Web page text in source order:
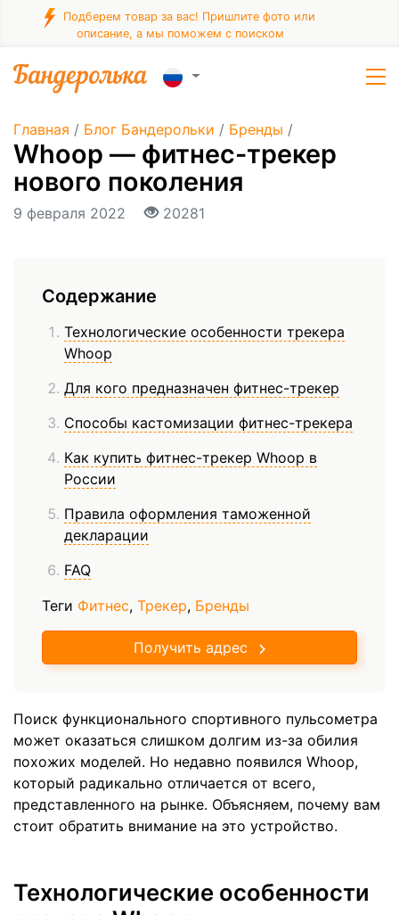
Подберем товар за вас! Пришлите фото или
описание, а мы поможем с поиском
Главная / Блог Бандерольки / Бренды /
Whoop — фитнес-трекер
нового поколения
9 февраля 2022 20281
Содержание
Технологические особенности трекера
Whoop
Для кого предназначен фитнес-трекер
Способы кастомизации фитнес-трекера
Как купить фитнес-трекер Whoop в
России
Правила оформления таможенной
декларации
FAQ
Теги Фитнес, Трекер, Бренды
Получить адрес
Поиск функционального спортивного пульсометра
может оказаться слишком долгим из-за обилия
похожих моделей. Но недавно появился Whoop,
который радикально отличается от всего,
представленного на рынке. Объясняем, почему вам
стоит обратить внимание на это устройство.
Технологические особенности